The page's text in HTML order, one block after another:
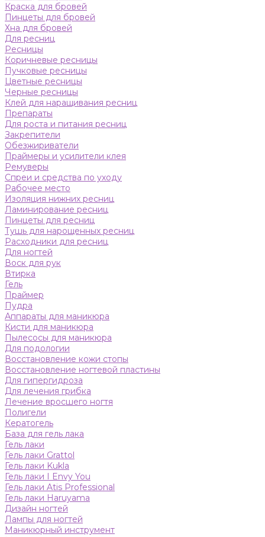
Краска для бровей
Пинцеты для бровей
Хна для бровей
Для ресниц
Ресницы
Коричневые ресницы
Пучковые ресницы
Цветные ресницы
Черные ресницы
Клей для наращивания ресниц
Препараты
Для роста и питания ресниц
Закрепители
Обезжириватели
Праймеры и усилители клея
Ремуверы
Спреи и средства по уходу
Рабочее место
Изоляция нижних ресниц
Ламинирование ресниц
Пинцеты для ресниц
Тушь для нарощенных ресниц
Расходники для ресниц
Для ногтей
Воск для рук
Втирка
Гель
Праймер
Пудра
Аппараты для маникюра
Кисти для маникюра
Пылесосы для маникюра
Для подологии
Восстановление кожи стопы
Восстановление ногтевой пластины
Для гипергидроза
Для лечения грибка
Лечение вросшего ногтя
Полигели
Кератогель
База для гель лака
Гель лаки
Гель лаки Grattol
Гель лаки Kukla
Гель лаки I Envy You
Гель лаки Atis Professional
Гель лаки Haruyama
Дизайн ногтей
Лампы для ногтей
Маникюрный инструмент